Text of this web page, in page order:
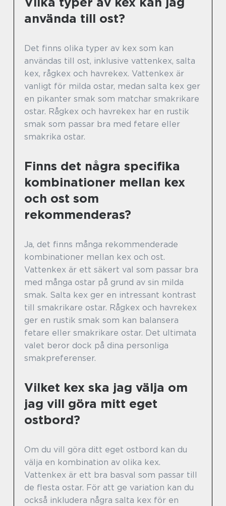
använda till ost?
Det finns olika typer av kex som kan
användas till ost, inklusive vattenkex, salta
kex, rågkex och havrekex. Vattenkex är
vanligt för milda ostar, medan salta kex ger
en pikanter smak som matchar smakrikare
ostar. Rågkex och havrekex har en rustik
smak som passar bra med fetare eller
smakrika ostar.
Finns det några specifika
kombinationer mellan kex
och ost som
rekommenderas?
Ja, det finns många rekommenderade
kombinationer mellan kex och ost.
Vattenkex är ett säkert val som passar bra
med många ostar på grund av sin milda
smak. Salta kex ger en intressant kontrast
till smakrikare ostar. Rågkex och havrekex
ger en rustik smak som kan balansera
fetare eller smakrikare ostar. Det ultimata
valet beror dock på dina personliga
smakpreferenser.
Vilket kex ska jag välja om
jag vill göra mitt eget
ostbord?
Om du vill göra ditt eget ostbord kan du
välja en kombination av olika kex.
Vattenkex är ett bra basval som passar till
de flesta ostar. För att ge variation kan du
också inkludera några salta kex för en